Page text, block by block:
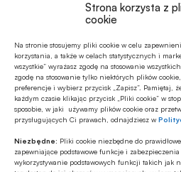
Strona korzysta z
cookie
Na stronie stosujemy pliki cookie w celu
korzystania, a także w celach statystycznych i
wszystkie” wyrażasz zgodę na stosowanie
zgodę na stosowanie tylko niektórych plików
preferencje i wybierz przycisk „Zapisz”. Pamiętaj,
każdym czasie klikając przycisk „Pliki cookie” w
sposobie, w jaki używamy plików cookie oraz
przysługujących Ci prawach, odnajdziesz w
Niezbędne: Pliki cookie niezbędne do
zapewniające podstawowe funkcje i
wykorzystywanie podstawowych funkcji takich jak
funkcjonują terminale, które
działają bankomaty. Ważne
karty wydane przez
ten czas akceptowane poza
w takich trudnych
do pieniądza
mieć świadomość, że mogą
kryzysowe, kiedy gotówka